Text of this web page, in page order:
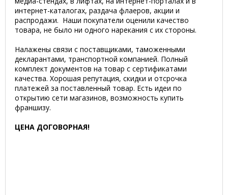
интернет-каталогах, раздача флаеров, акции и
распродажи. Наши покупатели оценили качество
товара, не было ни одного нарекания с их стороны.
Налажены связи с поставщиками, таможенными
декларантами, транспортной компанией. Полный
комплект документов на товар с сертификатами
качества. Хорошая репутация, скидки и отсрочка
платежей за поставленный товар. Есть идеи по
открытию сети магазинов, возможность купить
франшизу.
ЦЕНА ДОГОВОРНАЯ!